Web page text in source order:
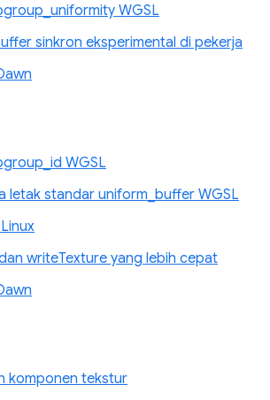
WGSL
sinkron eksperimental di pekerja
WGSL
letak standar uniform_buffer WGSL
writeTexture yang lebih cepat
komponen tekstur